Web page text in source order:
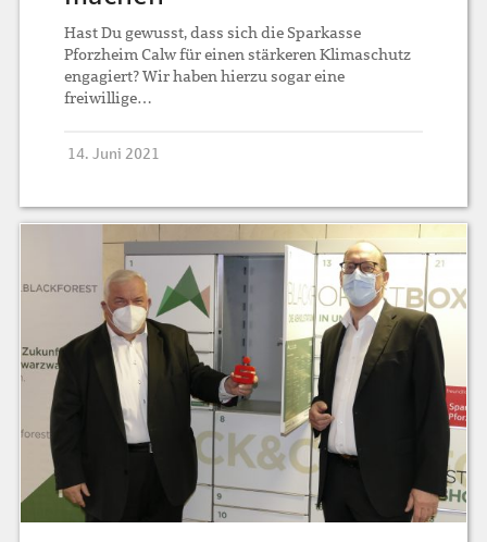
Hast Du gewusst, dass sich die Sparkasse
Pforzheim Calw für einen stärkeren Klimaschutz
engagiert? Wir haben hierzu sogar eine
freiwillige…
14. Juni 2021